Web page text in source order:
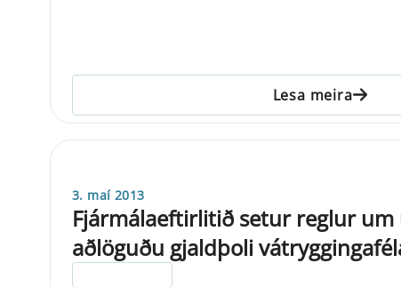
Lesa meira
3. maí 2013
Fjármálaeftirlitið setur reglur
aðlöguðu gjaldþoli